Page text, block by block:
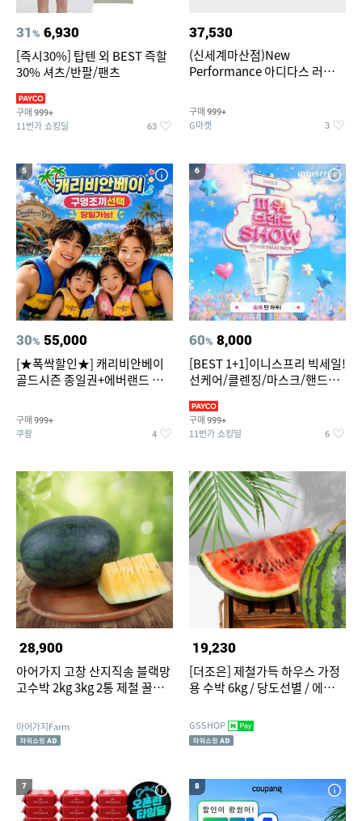
31% 6,930
[즉시30%] 탑텐 외 BEST 즉할
30% 셔츠/반팔/팬츠
구매 999+
11번가 쇼킹딜 63
37,530
(신세계마산점)New
Performance 아디다스 러닝화
구매 999+
G마켓 3
5
30% 55,000
[★폭싹할인★] 캐리비안베이
골드시즌 종일권+에버랜드 오
구매 999+
쿠팡 4
6
60% 8,000
[BEST 1+1]이니스프리 빅세일!
선케어/클렌징/마스크/핸드크
구매 999+
11번가 쇼킹딜 6
28,900
아어가지 고창 산지직송 블랙망
고수박 2kg 3kg 2통 제철 꿀맛
아어가지Farm
19,230
[더조은] 제철가득 하우스 가정
용 수박 6kg / 당도선별 / 에어셀
GSSHOP
7 8